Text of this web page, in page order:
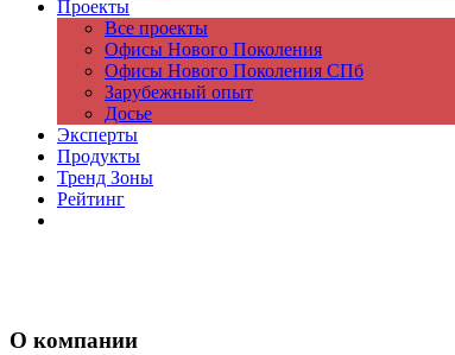
Проекты
Все проекты
Офисы Нового Поколения
Офисы Нового Поколения СПб
Зарубежный опыт
Досье
Эксперты
Продукты
Тренд Зоны
Рейтинг
О компании